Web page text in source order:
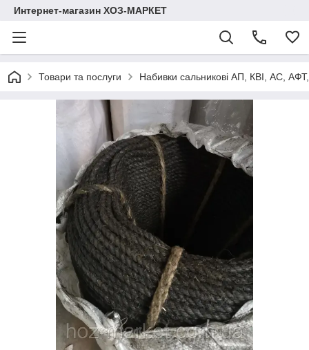
Интернет-магазин ХОЗ-МАРКЕТ
Товари та послуги Набивки сальникові АП, КВІ, АС,